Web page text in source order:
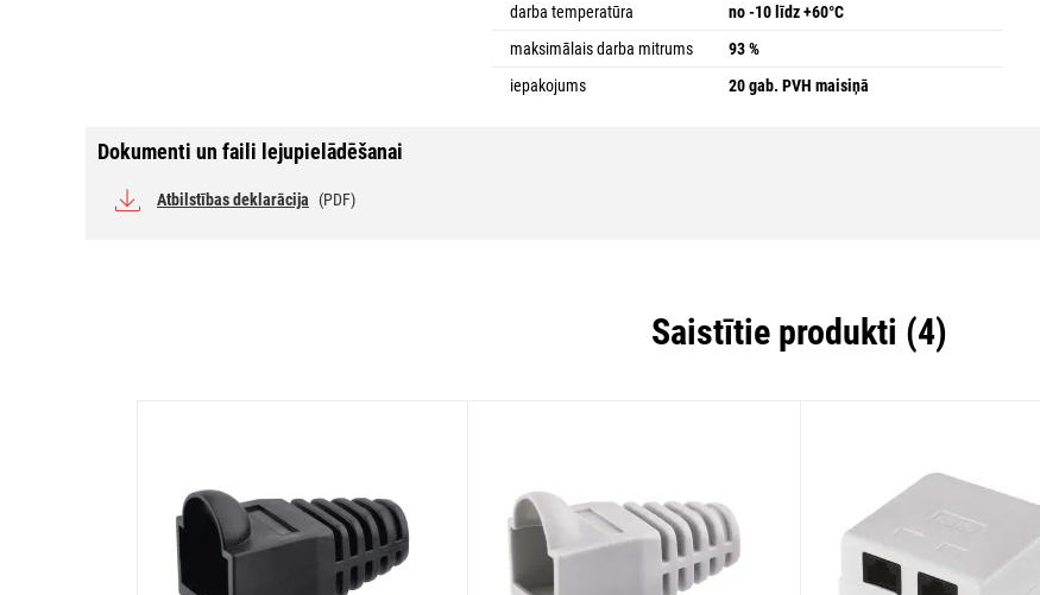
darba temperatūra
no -10 līdz +60°C
maksimālais darba mitrums
93 %
iepakojums
20 gab. PVH maisiņā
Dokumenti un faili lejupielādēšanai
Atbilstības deklarācija (PDF)
Saistītie produkti (4)